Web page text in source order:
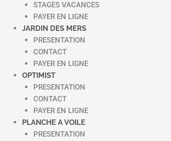
STAGES VACANCES
PAYER EN LIGNE
JARDIN DES MERS
PRESENTATION
CONTACT
PAYER EN LIGNE
OPTIMIST
PRESENTATION
CONTACT
PAYER EN LIGNE
PLANCHE A VOILE
PRESENTATION